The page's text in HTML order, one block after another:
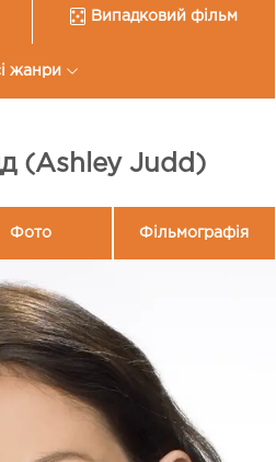
Випадковий фільм
жанри
(Ashley Judd)
Фото Фільмографія